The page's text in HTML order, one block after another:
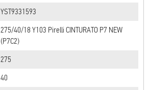
YST9331593
275/40/18 Y103 Pirelli CINTURATO P7 NEW
(P7C2)
275
40